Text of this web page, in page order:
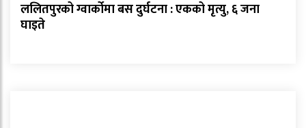
ललितपुरको ग्वार्कोमा बस दुर्घटना : एकको मृत्यु, ६ जना
घाइते